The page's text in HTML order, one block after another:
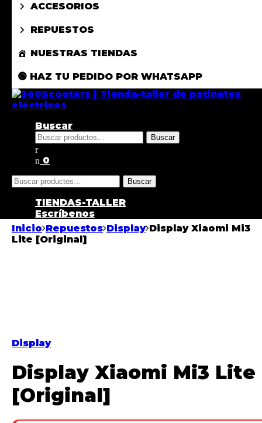
ACCESORIOS
REPUESTOS
NUESTRAS TIENDAS
🟢 HAZ TU PEDIDO POR WHATSAPP
Buscar
Buscar
0
Buscar
TIENDAS-TALLER
Escríbenos
Inicio Repuestos Display Display Xiaomi Mi3
Lite [Original]
Display
Display Xiaomi Mi3 Lite
[Original]